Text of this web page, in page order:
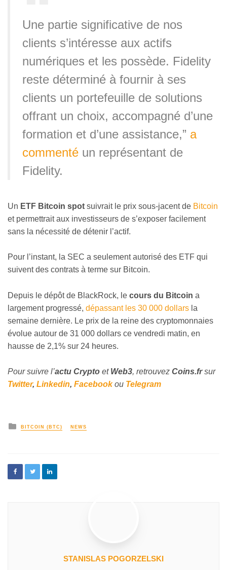
Une partie significative de nos
clients s’intéresse aux actifs
numériques et les possède. Fidelity
reste déterminé à fournir à ses
clients un portefeuille de solutions
offrant un choix, accompagné d’une
formation et d’une assistance,” a
commenté un représentant de
Fidelity.
Un ETF Bitcoin spot suivrait le prix sous-jacent de Bitcoin
et permettrait aux investisseurs de s’exposer facilement
sans la nécessité de détenir l’actif.
Pour l’instant, la SEC a seulement autorisé des ETF qui
suivent des contrats à terme sur Bitcoin.
Depuis le dépôt de BlackRock, le cours du Bitcoin a
largement progressé, dépassant les 30 000 dollars la
semaine dernière. Le prix de la reine des cryptomonnaies
évolue autour de 31 000 dollars ce vendredi matin, en
hausse de 2,1% sur 24 heures.
Pour suivre l’actu Crypto et Web3, retrouvez Coins.frsur
Twitter, Linkedin, Facebookou Telegram
BITCOIN (BTC) NEWS
STANISLAS POGORZELSKI